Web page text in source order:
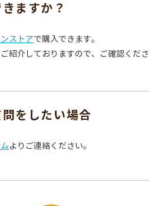
ますか？
ストアで購入できます。
紹介しておりますので、ご確認くださ
をしたい場合
よりご連絡ください。